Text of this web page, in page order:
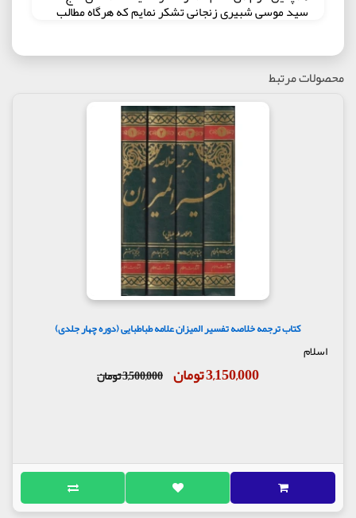
سید موسی شبیری زنجانی تشکر نمایم که هرگاه مطالب
تفسیری را در حضور ایشان مطرح کردم، استفاده بسیاری
این صورت است که ابتدا آیه یا آیاتی از قرآن را ذکر کرده
و سپس تفسیر آن را ذیل عنوان "خلاصه تفسیر" بیان می
کند. بعد از آن تحت عنوان "معانی الفاظ" به توضیح لغوی و
نکات لازم می پردازد. پاره ای از مطالب هم که ذکرشان
مفید بوده و به دلیل اختصار در متن نیامده در بخش
"یادآوری" به آن اشاره شده است. البته این روش در جزء
سی ام تغییر کرده است؛ به این صورت که پس از متن
آیه، ترجمه آن آمده است. سپس به ترتیب به معانی
الفاظ، خلاصه تفسیر و یادآوری پرداخته شده است. در
برخی از موارد هم تحت عنوان "تذکر"، "یک حدیث"، "چند
حدیث" و "اشکال و پاسخ" مطالبی آورده شده است.
مؤلف این تفسیر را با بحثی با عنوان "تاریخ علوم قرآن"
آغاز کرده است که شامل هفده بخش می شود: "قرآن و
کیفیت نزول آن"، "کیفیت ملاقات جبرئیل با پیغمبر
اسلام(ص)"، "الفاظ قرآن کریم نیز از خداوند است"،
"فواتح و اوایل سوره ها"، "آیا سوره های قرآن یک باره
تعدد"، "پیغمبر قرآن را فراموش نمی کرد"، "تقسیم
سوره ها به آیات و ترتیب آنها به دستور پیامبر(ص)"،
"چه کسی قرآن کریم را جمع کرد"، "خطوط قرآن کریم در
عصر پیامبر(ص)"، "نقطه گذاری و اعراب قرآن"، "قرائات
کتاب شامل تفسیر سوره حمد تا سوره انعام، جلد دوم
متضمن تفسیر سوره اعراف تا سوره مؤمنون است.
تفسیر سورة نور تا سوره احقاف نیز در جلد سوم این
محصولات مرتبط
کتاب ترجمه خلاصه تفسیر المیزان علامه طباطبایی (دوره چهار جلدی)
اسلام
3,150,000 تومان 3,500,000 تومان